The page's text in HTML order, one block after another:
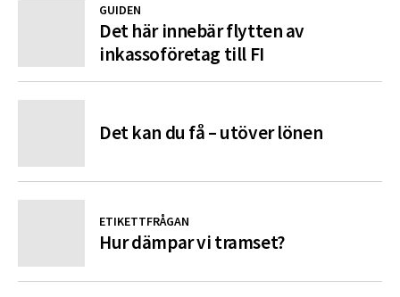
GUIDEN
Det här innebär flytten av
inkassoföretag till FI
Det kan du få – utöver lönen
ETIKETTFRÅGAN
Hur dämpar vi tramset?